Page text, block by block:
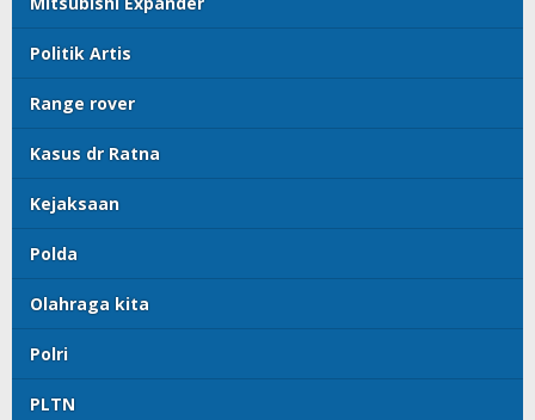
Politik Artis
Range rover
Kasus dr Ratna
Kejaksaan
Polda
Olahraga kita
Polri
PLTN